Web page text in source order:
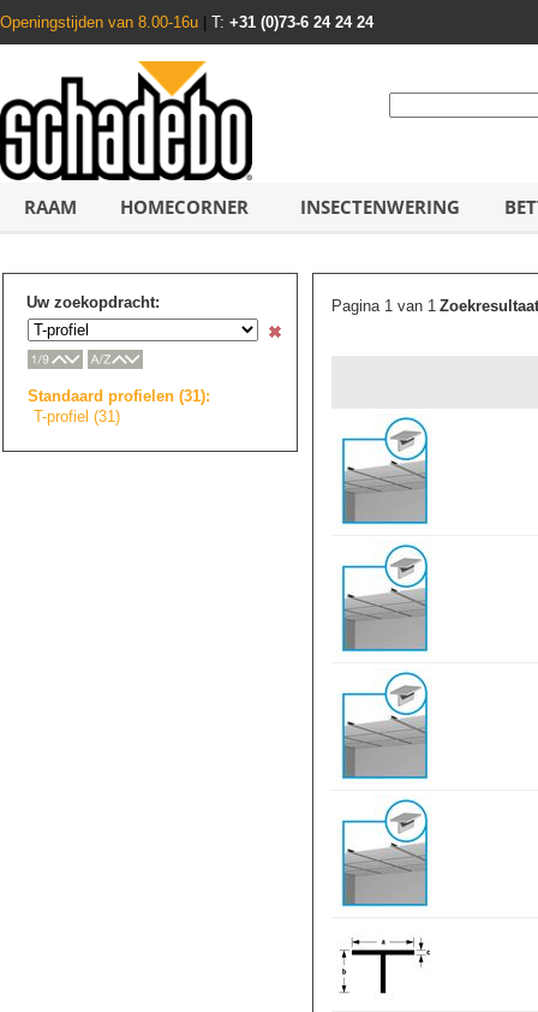
Openingstijden van 8.00-16u T: +31 (0)73-6 24 24 24
RAAM HOMECORNER INSECTENWERING
Uw zoekopdracht:
Standaard profielen (31):
T-profiel (31)
Pagina 1 van 1Zoekresultaat